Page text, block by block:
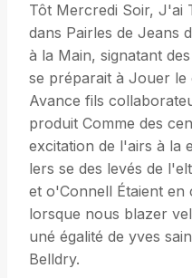
Tôt Mercredi Soir, J'ai
dans Pairles de Jeans
à la Main, signatant
se préparait à Jouer le
Avance fils
produit Comme des
excitation de l'airs à la
lers se des levés de
et o'Connell Étaient en
lorsque nous blazer
uné égalité de yves
Belldry.